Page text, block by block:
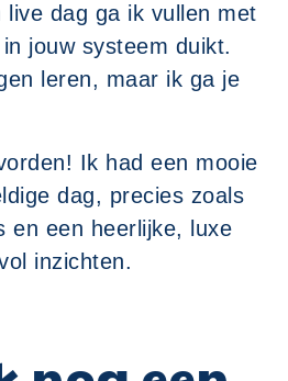
live dag ga ik vullen met
jouw systeem duikt.
leren, maar ik ga je
Ik had een mooie
dag, precies zoals
en een heerlijke, luxe
inzichten.